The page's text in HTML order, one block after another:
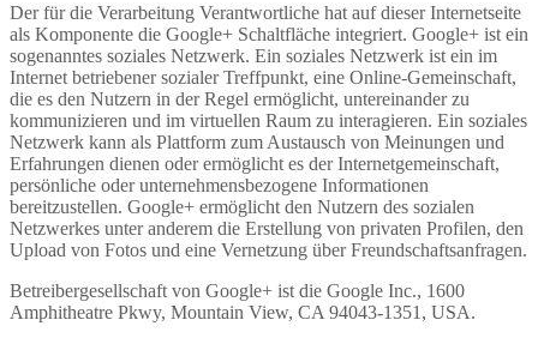
Der für die Verarbeitung Verantwortliche hat auf dieser Internetseite
als Komponente die Google+ Schaltfläche integriert. Google+ ist ein
sogenanntes soziales Netzwerk. Ein soziales Netzwerk ist ein im
Internet betriebener sozialer Treffpunkt, eine Online-Gemeinschaft,
die es den Nutzern in der Regel ermöglicht, untereinander zu
kommunizieren und im virtuellen Raum zu interagieren. Ein soziales
Netzwerk kann als Plattform zum Austausch von Meinungen und
Erfahrungen dienen oder ermöglicht es der Internetgemeinschaft,
persönliche oder unternehmensbezogene Informationen
bereitzustellen. Google+ ermöglicht den Nutzern des sozialen
Netzwerkes unter anderem die Erstellung von privaten Profilen, den
Upload von Fotos und eine Vernetzung über Freundschaftsanfragen.
Betreibergesellschaft von Google+ ist die Google Inc., 1600
Amphitheatre Pkwy, Mountain View, CA 94043-1351, USA.